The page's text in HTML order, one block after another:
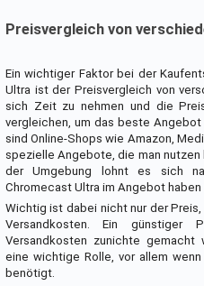
Preisvergleich von
Ein wichtiger Faktor bei der
Ultra ist der Preisvergleich von
sich Zeit zu nehmen und die
vergleichen, um das beste
sind Online-Shops wie Amazon,
spezielle Angebote, die man nutzen
der Umgebung lohnt es sich
Chromecast Ultra im Angebot
Wichtig ist dabei nicht nur der
Versandkosten. Ein günstiger
Versandkosten zunichte
eine wichtige Rolle, vor allem
benötigt.